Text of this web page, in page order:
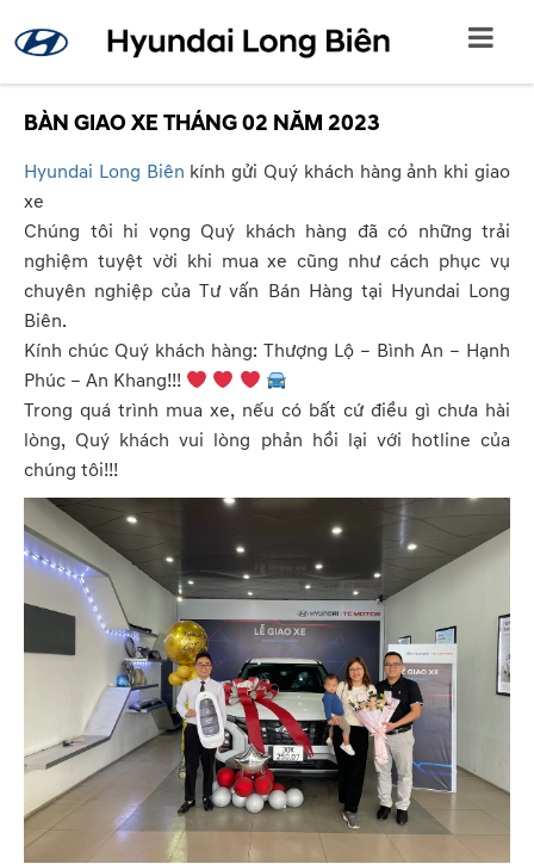
BÀN GIAO XE THÁNG 02 NĂM 2023
Hyundai Long Biên kính gửi Quý khách hàng ảnh khi giao
xe
Chúng tôi hi vọng Quý khách hàng đã có những trải
nghiệm tuyệt vời khi mua xe cũng như cách phục vụ
chuyên nghiệp của Tư vấn Bán Hàng tại Hyundai Long
Biên.
Kính chúc Quý khách hàng: Thượng Lộ – Bình An – Hạnh
Phúc – An Khang!!!
Trong quá trình mua xe, nếu có bất cứ điều gì chưa hài
lòng, Quý khách vui lòng phản hồi lại với hotline của
chúng tôi!!!